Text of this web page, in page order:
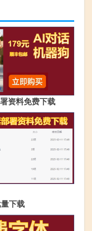
资料免费下载
下载